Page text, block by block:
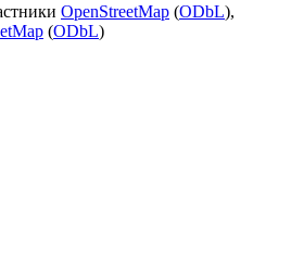
OpenStreetMap (ODbL),
(ODbL)